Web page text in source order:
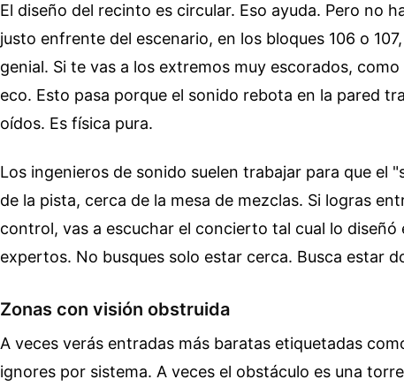
El diseño del recinto es circular. Eso ayuda. Pero no
justo enfrente del escenario, en los bloques 106 o
genial. Si te vas a los extremos muy escorados,
eco. Esto pasa porque el sonido rebota en la pared
oídos. Es física pura.
Los ingenieros de sonido suelen trabajar para que el
de la pista, cerca de la mesa de mezclas. Si logras
control, vas a escuchar el concierto tal cual lo diseñó
expertos. No busques solo estar cerca. Busca estar
Zonas con visión obstruida
A veces verás entradas más baratas etiquetadas
ignores por sistema. A veces el obstáculo es una